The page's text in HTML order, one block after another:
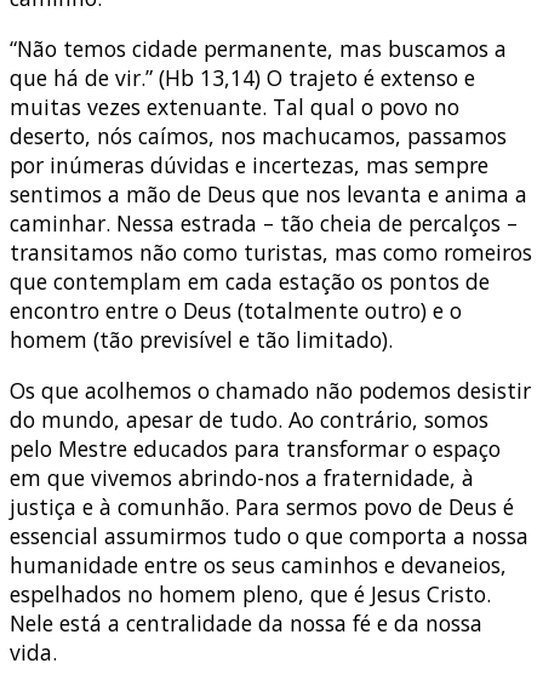
“Não temos cidade permanente, mas buscamos a
que há de vir.” (Hb 13,14) O trajeto é extenso e
muitas vezes extenuante. Tal qual o povo no
deserto, nós caímos, nos machucamos, passamos
por inúmeras dúvidas e incertezas, mas sempre
sentimos a mão de Deus que nos levanta e anima a
caminhar. Nessa estrada – tão cheia de percalços –
transitamos não como turistas, mas como romeiros
que contemplam em cada estação os pontos de
encontro entre o Deus (totalmente outro) e o
homem (tão previsível e tão limitado).
Os que acolhemos o chamado não podemos desistir
do mundo, apesar de tudo. Ao contrário, somos
pelo Mestre educados para transformar o espaço
em que vivemos abrindo-nos a fraternidade, à
justiça e à comunhão. Para sermos povo de Deus é
essencial assumirmos tudo o que comporta a nossa
humanidade entre os seus caminhos e devaneios,
espelhados no homem pleno, que é Jesus Cristo.
Nele está a centralidade da nossa fé e da nossa
vida.